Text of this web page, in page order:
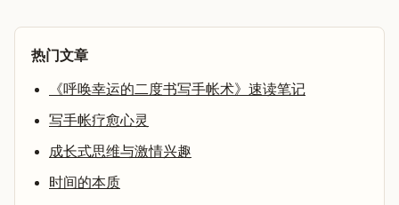
热门文章
《呼唤幸运的二度书写手帐术》速读笔记
写手帐疗愈心灵
成长式思维与激情兴趣
时间的本质